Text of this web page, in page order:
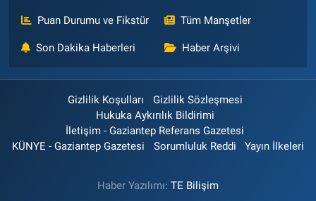
Puan Durumu ve Fikstür Tüm Manşetler
Son Dakika Haberleri Haber Arşivi
Gizlilik Koşulları
Gizlilik Sözleşmesi
Hukuka Aykırılık Bildirimi
İletişim - Gaziantep Referans Gazetesi
KÜNYE - Gaziantep Gazetesi
Sorumluluk Reddi Yayın İlkeleri
Haber Yazılımı: TE Bilişim